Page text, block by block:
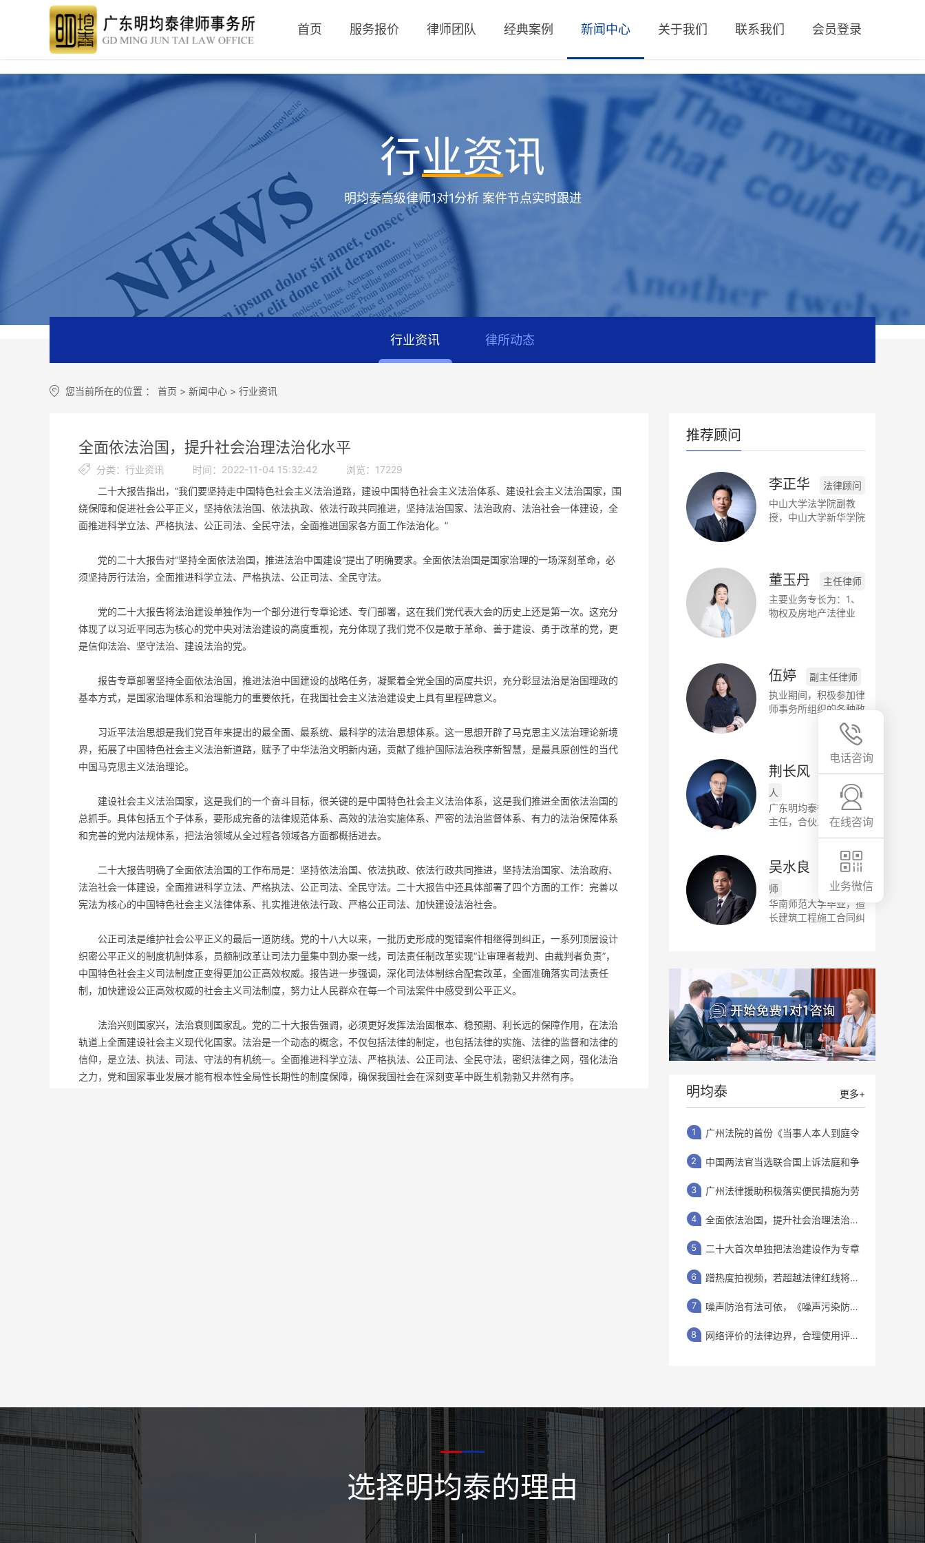
首页 服务报价 律师团队 经典案例 新闻中心 关于我们 联系我们 会员登录
行业资讯
明均泰高级律师1对1分析 案件节点实时跟进
行业资讯 律所动态
您当前所在的位置 ： 首页 > 新闻中心 > 行业资讯
全面依法治国，提升社会治理法治化水平
分类：行业资讯 时间：2022-11-04 15:32:42
浏览：17229
二十大报告指出，“我们要坚持走中国特色社会主义法治道路，建设中国特色社会主义法治体系、建设社会主义法治国家，围
绕保障和促进社会公平正义，坚持依法治国、依法执政、依法行政共同推进，坚持法治国家、法治政府、法治社会一体建设，全
面推进科学立法、严格执法、公正司法、全民守法，全面推进国家各方面工作法治化。”
党的二十大报告对“坚持全面依法治国，推进法治中国建设”提出了明确要求。全面依法治国是国家治理的一场深刻革命，必
须坚持厉行法治，全面推进科学立法、严格执法、公正司法、全民守法。
党的二十大报告将法治建设单独作为一个部分进行专章论述、专门部署，这在我们党代表大会的历史上还是第一次。这充分
体现了以习近平同志为核心的党中央对法治建设的高度重视，充分体现了我们党不仅是敢于革命、善于建设、勇于改革的党，更
是信仰法治、坚守法治、建设法治的党。
报告专章部署坚持全面依法治国，推进法治中国建设的战略任务，凝聚着全党全国的高度共识，充分彰显法治是治国理政的
基本方式，是国家治理体系和治理能力的重要依托，在我国社会主义法治建设史上具有里程碑意义。
习近平法治思想是我们党百年来提出的最全面、最系统、最科学的法治思想体系。这一思想开辟了马克思主义法治理论新境
界，拓展了中国特色社会主义法治新道路，赋予了中华法治文明新内涵，贡献了维护国际法治秩序新智慧，是最具原创性的当代
中国马克思主义法治理论。
建设社会主义法治国家，这是我们的一个奋斗目标，很关键的是中国特色社会主义法治体系，这是我们推进全面依法治国的
总抓手。具体包括五个子体系，要形成完备的法律规范体系、高效的法治实施体系、严密的法治监督体系、有力的法治保障体系
和完善的党内法规体系，把法治领域从全过程各领域各方面都概括进去。
二十大报告明确了全面依法治国的工作布局是：坚持依法治国、依法执政、依法行政共同推进，坚持法治国家、法治政府、
法治社会一体建设，全面推进科学立法、严格执法、公正司法、全民守法。二十大报告中还具体部署了四个方面的工作：完善以
宪法为核心的中国特色社会主义法律体系、扎实推进依法行政、严格公正司法、加快建设法治社会。
公正司法是维护社会公平正义的最后一道防线。党的十八大以来，一批历史形成的冤错案件相继得到纠正，一系列顶层设计
织密公平正义的制度机制体系，员额制改革让司法力量集中到办案一线，司法责任制改革实现“让审理者裁判、由裁判者负责”，
中国特色社会主义司法制度正变得更加公正高效权威。报告进一步强调，深化司法体制综合配套改革，全面准确落实司法责任
制，加快建设公正高效权威的社会主义司法制度，努力让人民群众在每一个司法案件中感受到公平正义。
法治兴则国家兴，法治衰则国家乱。党的二十大报告强调，必须更好发挥法治固根本、稳预期、利长远的保障作用，在法治
轨道上全面建设社会主义现代化国家。法治是一个动态的概念，不仅包括法律的制定，也包括法律的实施、法律的监督和法律的
信仰，是立法、执法、司法、守法的有机统一。全面推进科学立法、严格执法、公正司法、全民守法，密织法律之网，强化法治
之力，党和国家事业发展才能有根本性全局性长期性的制度保障，确保我国社会在深刻变革中既生机勃勃又井然有序。
推荐顾问
李正华
法律顾问
中山大学法学院副教
授，中山大学新华学院
所兼职律师，中国知识
产权研究会会员。
董玉丹
主任律师
主要业务专长为：1、
物权及房地产法律业
伍婷
副主任律师
执业期间，积极参加律
师事务所组织的各种政
治学习及教育活动，学
习执政党的基本知识和
有关政治思想文件、书
籍及讲话精神，作为工
作中的思想纲领。
荆长风
律所合伙
人
广东明均泰律师事务所
主任，合伙人。毕业于
西北民族大学，历史学
吴水良
副主任律
师
华南师范大学毕业，擅
长建筑工程施工合同纠
明均泰 更多+
1 广州法院的首份《当事人本人到庭令
2 中国两法官当选联合国上诉法庭和争
3 广州法律援助积极落实便民措施为劳
4 全面依法治国，提升社会治理法治化水
5 二十大首次单独把法治建设作为专章
6 蹭热度拍视频，若超越法律红线将受惩
7 噪声防治有法可依，《噪声污染防治法
8 网络评价的法律边界，合理使用评论权
选择明均泰的理由
电话咨询
在线咨询
业务微信